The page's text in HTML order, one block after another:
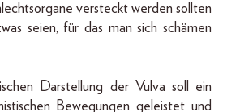
versteckt werden sollten
seien, für das man sich schämen
Darstellung der Vulva soll ein
Bewegungen geleistet und